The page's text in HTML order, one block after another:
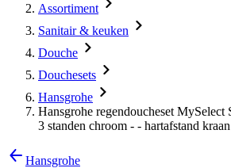
Assortiment
Sanitair & keuken
Douche
Douchesets
Hansgrohe
Hansgrohe regendoucheset MySelect
3 standen chroom - - hartafstand
Hansgrohe